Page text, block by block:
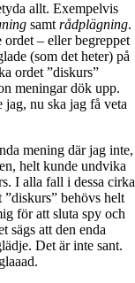
allt. Exempelvis
samt rådplägning.
– eller begreppet
(som det heter) på
ordet ”diskurs”
meningar dök upp.
nu ska jag få veta
mening där jag inte,
helt kunde undvika
I alla fall i dessa cirka
behövs helt
för att sluta spy och
sägs att den enda
Det är inte sant.